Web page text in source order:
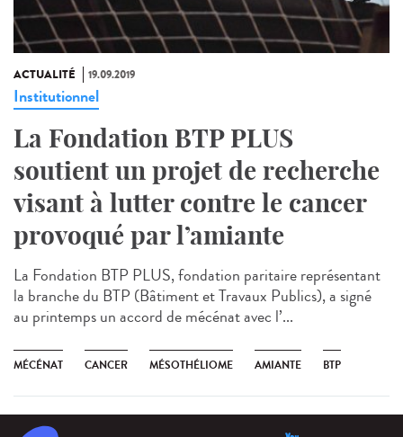
ACTUALITÉ 19.09.2019
Institutionnel
La Fondation BTP PLUS
soutient un projet de recherche
visant à lutter contre le cancer
provoqué par l’amiante
La Fondation BTP PLUS, fondation paritaire représentant
la branche du BTP (Bâtiment et Travaux Publics), a signé
au printemps un accord de mécénat avec l’...
MÉCÉNAT CANCER MÉSOTHÉLIOME AMIANTE BTP